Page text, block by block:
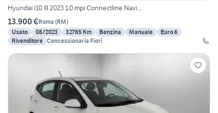
Hyundai i10 III 2023 1.0 mpi Connectline Navi...
13.900 €Roma (RM)
Usato
08/2023 32765 Km Benzina Manuale
Euro 6
Rivenditore Concessionaria Fiori